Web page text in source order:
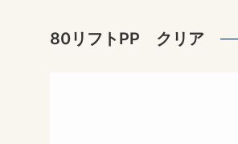
80リフトPP クリア